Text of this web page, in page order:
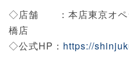
◇店舗 ：本店東京オペ
橋店
◇公式HP： https://